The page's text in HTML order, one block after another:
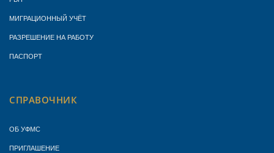
МИГРАЦИОННЫЙ УЧЁТ
РАЗРЕШЕНИЕ НА РАБОТУ
ПАСПОРТ
СПРАВОЧНИК
ОБ УФМС
ПРИГЛАШЕНИЕ